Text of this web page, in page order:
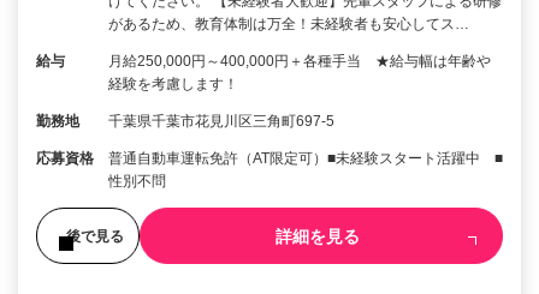
があるため、教育体制は万全！未経験者も安心してス…
給与
月給250,000円～400,000円＋各種手当 ★給与幅は年齢や
経験を考慮します！
勤務地 千葉県千葉市花見川区三角町697-5
応募資格
普通自動車運転免許（AT限定可）■未経験スタート活躍中 ■
性別不問
後で見る 詳細を見る